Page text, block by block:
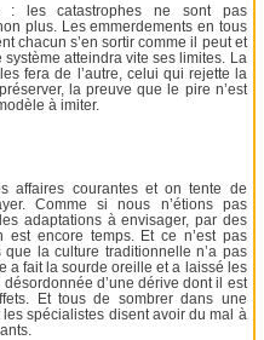
: les catastrophes ne sont pas
plus. Les emmerdements en tous
chacun s’en sortir comme il peut et
atteindra vite ses limites. La
fera de l’autre, celui qui rejette la
la preuve que le pire n’est
à imiter.
affaires courantes et on tente de
Comme si nous n’étions pas
adaptations à envisager, par des
est encore temps. Et ce n’est pas
la culture traditionnelle n’a pas
a fait la sourde oreille et a laissé les
d’une dérive dont il est
Et tous de sombrer dans une
spécialistes disent avoir du mal à